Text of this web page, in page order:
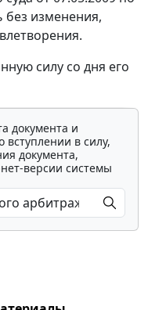
без изменения,
силу со дня его
документа и
в силу,
документа,
версии системы